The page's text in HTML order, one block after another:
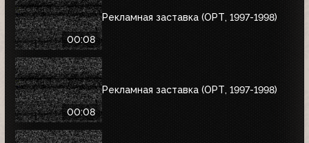
00:08
Рекламная заставка (ОРТ, 1997-1998)
00:08
Рекламная заставка (ОРТ, 1997-1998)